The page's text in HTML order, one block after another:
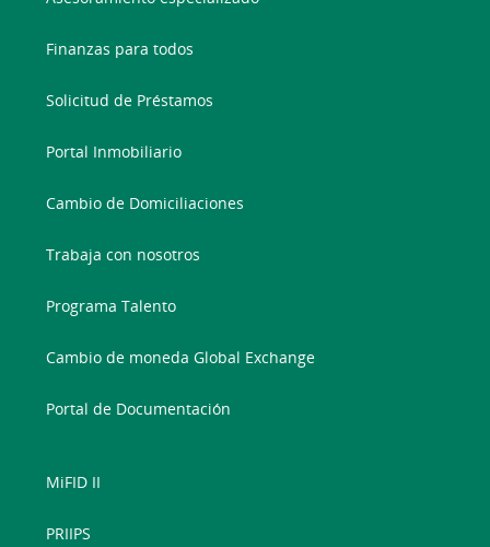
Finanzas para todos
Solicitud de Préstamos
Portal Inmobiliario
Cambio de Domiciliaciones
Trabaja con nosotros
Programa Talento
Cambio de moneda Global Exchange
Portal de Documentación
MiFID II
PRIIPS